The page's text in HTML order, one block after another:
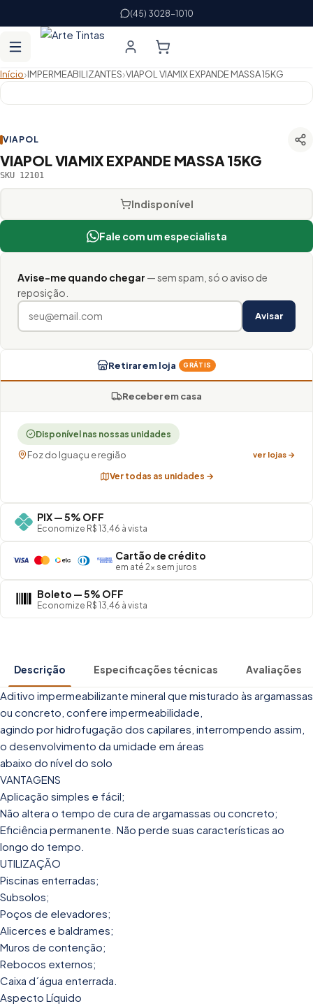
(45) 3028-1010
Início›IMPERMEABILIZANTES›VIAPOL VIAMIX EXPANDE MASSA 15KG
VIAPOL
VIAPOL VIAMIX EXPANDE MASSA 15KG
SKU 12101
Indisponível
Fale com um especialista
Avise-me quando chegar — sem spam, só o aviso de
reposição.
Avisar
Retirar em loja GRÁTIS
Receber em casa
Disponível nas nossas unidades
Foz do Iguaçu e região ver lojas →
Ver todas as unidades →
PIX — 5% OFF
Economize R$ 13,46 à vista
Cartão de crédito
em até 2× sem juros
Boleto — 5% OFF
Economize R$ 13,46 à vista
Descrição Especificações técnicas Avaliações
Aditivo impermeabilizante mineral que misturado às argamassas
ou concreto, confere impermeabilidade,
agindo por hidrofugação dos capilares, interrompendo assim,
o desenvolvimento da umidade em áreas
abaixo do nível do solo
VANTAGENS
Aplicação simples e fácil;
Não altera o tempo de cura de argamassas ou concreto;
Eficiência permanente. Não perde suas características ao
longo do tempo.
UTILIZAÇÃO
Piscinas enterradas;
Subsolos;
Poços de elevadores;
Alicerces e baldrames;
Muros de contenção;
Rebocos externos;
Caixa d´água enterrada.
Aspecto Líquido